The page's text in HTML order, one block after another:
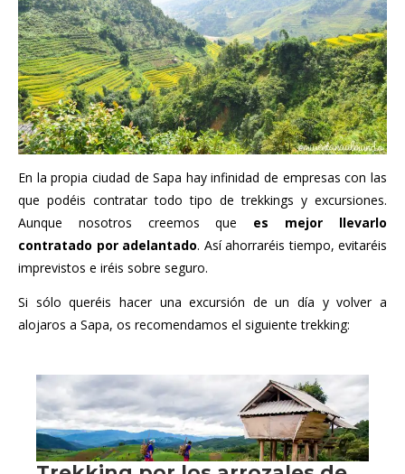
En la propia ciudad de Sapa hay infinidad de empresas con las
que podéis contratar todo tipo de trekkings y excursiones.
Aunque nosotros creemos que es mejor llevarlo
contratado por adelantado. Así ahorraréis tiempo, evitaréis
imprevistos e iréis sobre seguro.
Si sólo queréis hacer una excursión de un día y volver a
alojaros a Sapa, os recomendamos el siguiente trekking: